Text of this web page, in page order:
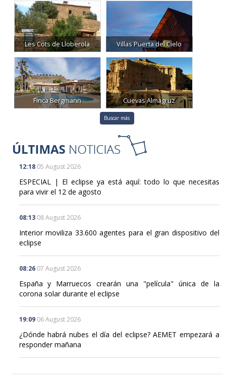
Les Cots de Lloberola Villas Puerta del Cielo
Finca Bergmann Cuevas Almagruz
Buscar más
12:18 05 August 2026
ESPECIAL | El eclipse ya está aquí: todo lo que necesitas
para vivir el 12 de agosto
08:13 08 August 2026
Interior moviliza 33.600 agentes para el gran dispositivo del
eclipse
08:26 07 August 2026
España y Marruecos crearán una "película" única de la
corona solar durante el eclipse
19:09 06 August 2026
¿Dónde habrá nubes el día del eclipse? AEMET empezará a
responder mañana